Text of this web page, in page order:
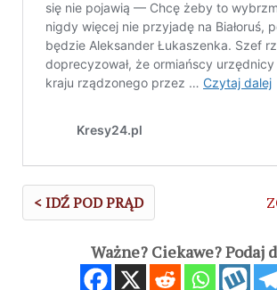
< IDŹ POD PRĄD
Ważne? Ciekawe? Podaj